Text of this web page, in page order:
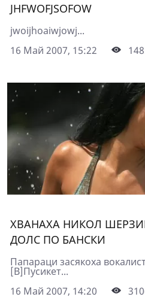
JHFWOFJSOFOW
jwoijhoaiwjowj...
16 Май 2007, 15:22
ХВАНАХА НИКОЛ
ДОЛС ПО БАНСКИ
Папараци засякоха
[B]Пусикет...
16 Май 2007, 14:20